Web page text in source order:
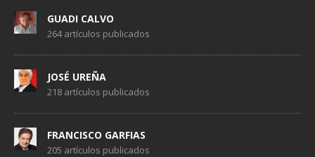
GUADI CALVO
264 artículos publicados
JOSÉ UREÑA
218 artículos publicados
FRANCISCO GARFIAS
205 artículos publicados